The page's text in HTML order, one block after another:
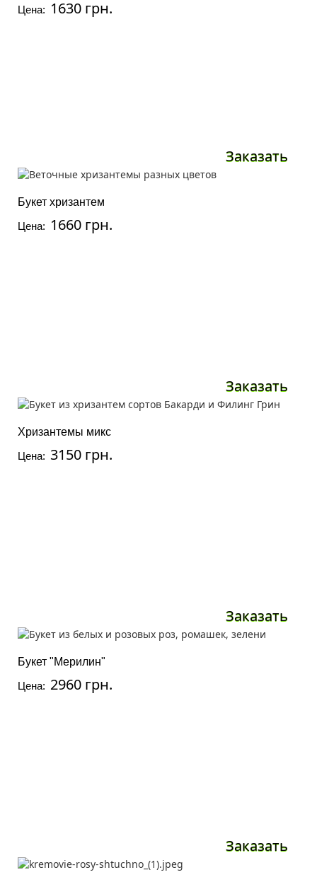
Цена: 1630 грн.
Заказать
Букет хризантем
Цена: 1660 грн.
Заказать
Хризантемы микс
Цена: 3150 грн.
Заказать
Букет "Мерилин"
Цена: 2960 грн.
Заказать